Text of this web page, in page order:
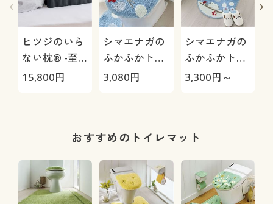
ヒツジのいら
ない枕® -至
極-
15,800円
シマエナガの
ふかふかトイ
レフタカバー
3,080円
シマエナガの
ふかふかトイ
レマット
3,300円～
おすすめのトイレマット